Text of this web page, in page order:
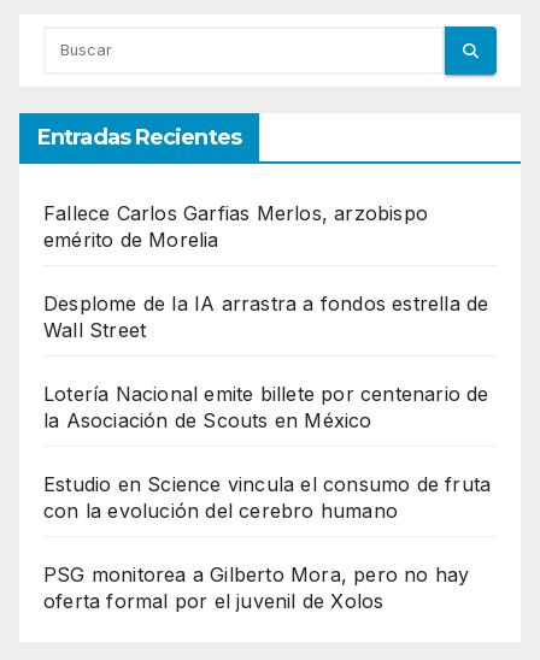
Entradas Recientes
Fallece Carlos Garfias Merlos, arzobispo
emérito de Morelia
Desplome de la IA arrastra a fondos estrella de
Wall Street
Lotería Nacional emite billete por centenario de
la Asociación de Scouts en México
Estudio en Science vincula el consumo de fruta
con la evolución del cerebro humano
PSG monitorea a Gilberto Mora, pero no hay
oferta formal por el juvenil de Xolos